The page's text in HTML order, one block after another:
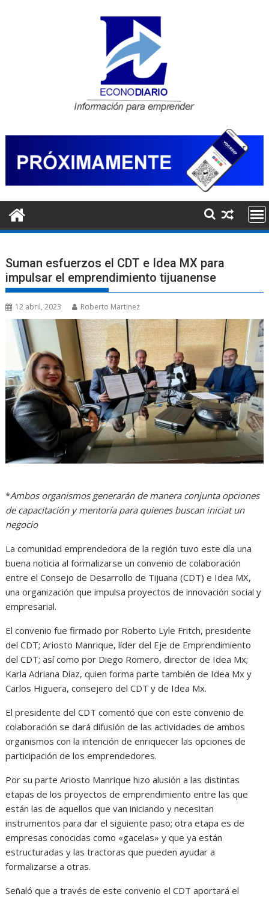
Suman esfuerzos el CDT e Idea MX para
impulsar el emprendimiento tijuanense
12 abril, 2023 Roberto Martinez
*Ambos organismos generarán de manera conjunta opciones
de capacitación y mentoría para quienes buscan iniciat un
negocio
La comunidad emprendedora de la región tuvo este día una
buena noticia al formalizarse un convenio de colaboración
entre el Consejo de Desarrollo de Tijuana (CDT) e Idea MX,
una organización que impulsa proyectos de innovación social y
empresarial.
El convenio fue firmado por Roberto Lyle Fritch, presidente
del CDT; Ariosto Manrique, líder del Eje de Emprendimiento
del CDT; así como por Diego Romero, director de Idea Mx;
Karla Adriana Díaz, quien forma parte también de Idea Mx y
Carlos Higuera, consejero del CDT y de Idea Mx.
El presidente del CDT comentó que con este convenio de
colaboración se dará difusión de las actividades de ambos
organismos con la intención de enriquecer las opciones de
participación de los emprendedores.
Por su parte Ariosto Manrique hizo alusión a las distintas
etapas de los proyectos de emprendimiento entre las que
están las de aquellos que van iniciando y necesitan
instrumentos para dar el siguiente paso; otra etapa es de
empresas conocidas como «gacelas» y que ya están
estructuradas y las tractoras que pueden ayudar a
formalizarse a otras.
Señaló que a través de este convenio el CDT aportará el